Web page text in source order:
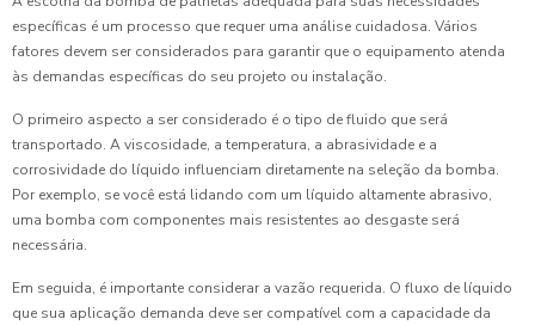
específicas é um processo que requer uma análise cuidadosa. Vários
fatores devem ser considerados para garantir que o equipamento atenda
às demandas específicas do seu projeto ou instalação.
O primeiro aspecto a ser considerado é o tipo de fluido que será
transportado. A viscosidade, a temperatura, a abrasividade e a
corrosividade do líquido influenciam diretamente na seleção da bomba.
Por exemplo, se você está lidando com um líquido altamente abrasivo,
uma bomba com componentes mais resistentes ao desgaste será
necessária.
Em seguida, é importante considerar a vazão requerida. O fluxo de líquido
que sua aplicação demanda deve ser compatível com a capacidade da